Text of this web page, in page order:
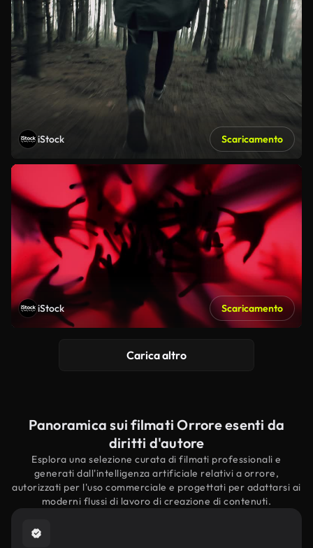
iStock Scaricamento
iStock Scaricamento
Carica altro
Panoramica sui filmati Orrore esenti da
diritti d'autore
Esplora una selezione curata di filmati professionali e
generati dall'intelligenza artificiale relativi a orrore,
autorizzati per l'uso commerciale e progettati per adattarsi ai
moderni flussi di lavoro di creazione di contenuti.